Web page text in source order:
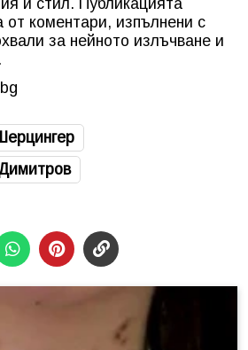
от коментари, изпълнени с
за нейното излъчване и